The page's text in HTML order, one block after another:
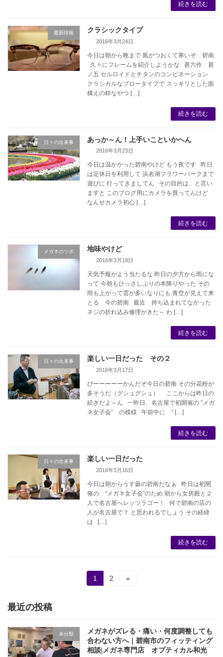
続きを読む
最新情報 クラシックタイプ
2016年3月24日
今日は朝から晩まで 風がつおくて寒いぞ 碧南
久々にフレームを紹介しようかな 甚六作 甚
ノ五 セルロイドとチタンのコンビネーション
クラシカルなブロータイプで スッキリとした面
構えの粋なやつ […]
続きを読む
日々の出来事 あっか～ん！上手いこといかへん
2016年3月23日
今日は温かかった碧南やけど もう夜です 昨日
は定休日を利用して 浜名湖フラワーパークまで
遊びに 行ってきましてん その目的は、と言い
ますと このブログ用にカメラを買ってんけど
なんせカメラ初心 […]
続きを読む
メガネのツボ 地味やけど
2016年3月19日
天気予報がよう当たるな 昨日の夕方から雨にな
って 今朝もひっさしぶりの本降りやった その
雨も上がって雲が多いなりにも 青空が見えて来
とる 今の碧南 最近 持ち込まれてなかった
ネジの折れ込み修理がきた～ わ […]
続きを読む
日々の出来事 楽しい一日だった その２
2016年3月17日
ぴーーーーーかんだぞ今日の碧南 その分花粉が
多そうだ（グシュグシュ） ここからは昨日の
続きだよ～ん 一昨日、名古屋で初開催の ”メガ
ネ女子会” の模様 午前中に ” […]
続きを読む
日々の出来事 楽しい一日だった
2016年3月16日
今日は朝からうす曇の碧南だなぁ 昨日は初開
催の ”メガネ女子会”のため 朝から女房殿と２
人で名古屋へレッツラゴー！ 何で碧南の店の
人が名古屋で？ と思われるでしょう その経緯
は […]
続きを読む
の
ペ
ー
固
定
1
固
2 »
最近の投稿
未分類
メガネがズレる・痛い・何度調整しても
合わない方へ｜碧南市のフィッティング
相談|メガネ専門店 オプティカル和光